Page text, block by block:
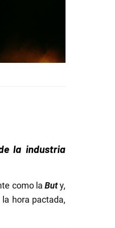
la industria
como la Buty,
hora pactada,